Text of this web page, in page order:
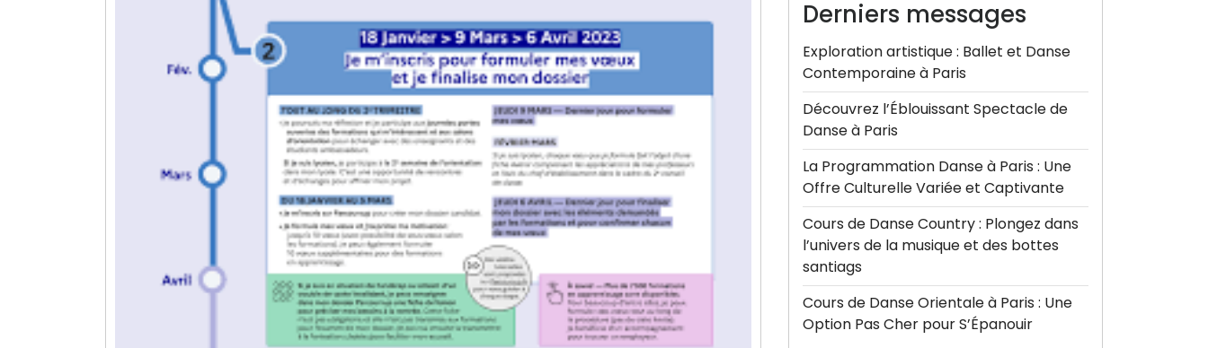
Derniers messages
Exploration artistique : Ballet et Danse
Contemporaine à Paris
Découvrez l’Éblouissant Spectacle de
Danse à Paris
La Programmation Danse à Paris : Une
Offre Culturelle Variée et Captivante
Cours de Danse Country : Plongez dans
l’univers de la musique et des bottes
santiags
Cours de Danse Orientale à Paris : Une
Option Pas Cher pour S’Épanouir